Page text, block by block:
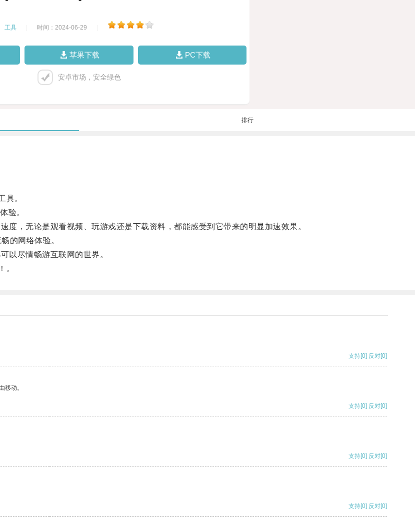
工具 时间：2024-06-29
苹果下载 PC下载
安卓市场，安全绿色
排行
。
验。
，无论是观看视频、玩游戏还是下载资料，都能感受到它带来的明显加速效果。
的网络体验。
尽情畅游互联网的世界。
。
支持[0] 反对[0]
移动。
支持[0] 反对[0]
支持[0] 反对[0]
支持[0] 反对[0]